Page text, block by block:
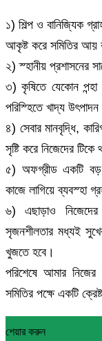
১) শিল্প ও বানিজ্যিক
আকৃষ্ট করে সমিতির আয়
২) স্হানীয় প্রশাসনের
৩) কৃষিতে যেকোন
পরিস্হিতে খাদ্য
৪) সেবার মানবৃদ্ধি,
সৃষ্টি করে নিজেদের
৫) অফগ্রীড একটি বড়
কাজে লাগিয়ে ব্যবস্হা
৬) এছাড়াও
সৃজনশীলতার মধ্যই
খুজতে হবে।
পরিশেষে আমার নিজের
সমিতির পক্ষে একটি
শেয়ার করুন